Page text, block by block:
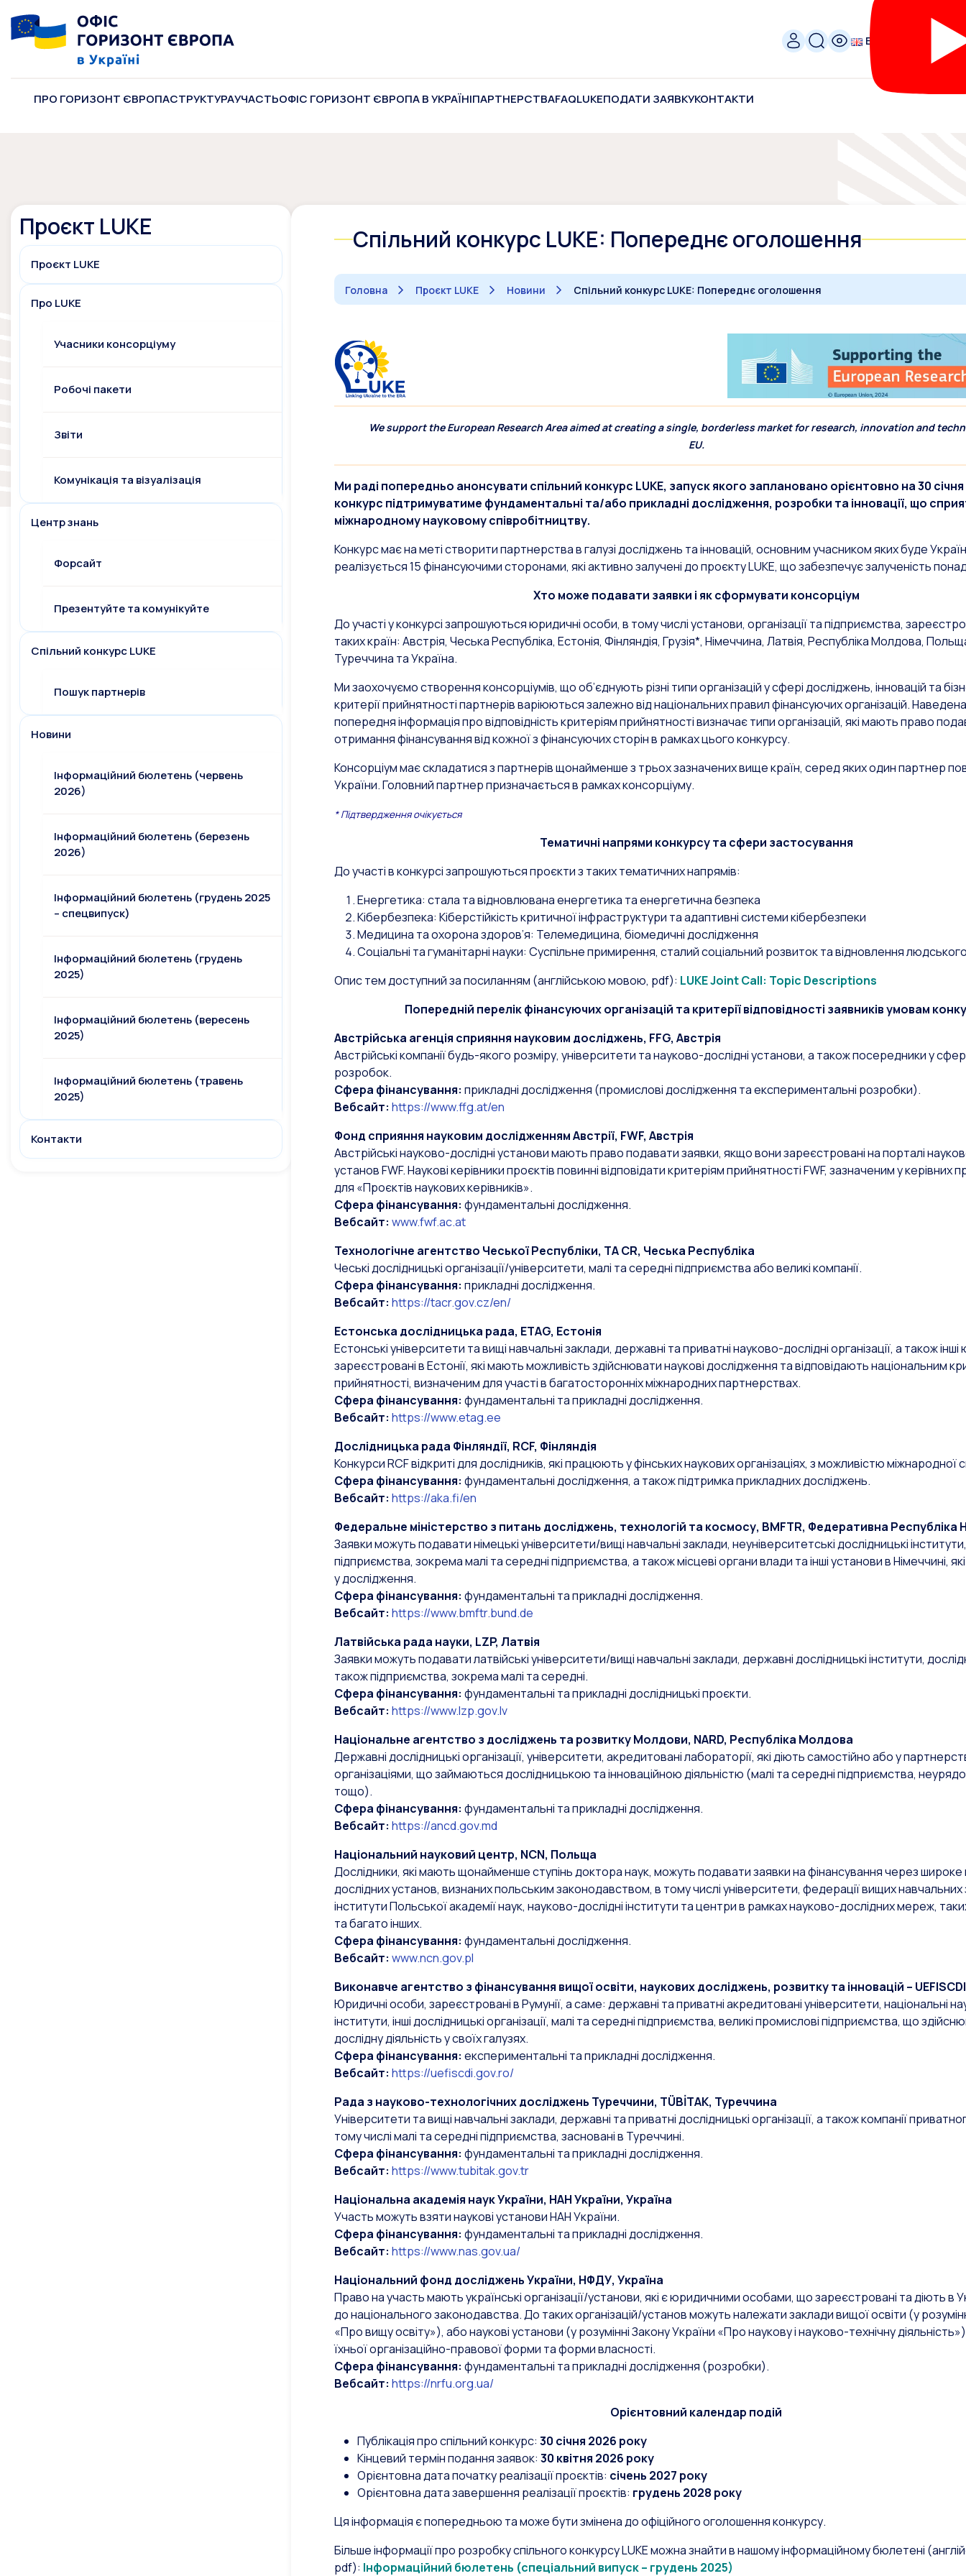
ENG
ПРО ГОРИЗОНТ ЄВРОПАСТРУКТУРАУЧАСТЬОФІС ГОРИЗОНТ ЄВРОПА В УКРАЇНІПАРТНЕРСТВАFAQLUKEПОДАТИ ЗАЯВКУКОНТАКТИ
Проєкт LUKE
Проєкт LUKE
Про LUKE
Учасники консорціуму
Робочі пакети
Звіти
Комунікація та візуалізація
Центр знань
Форсайт
Презентуйте та комунікуйте
Спільний конкурс LUKE
Пошук партнерів
Новини
Інформаційний бюлетень (червень
2026)
Інформаційний бюлетень (березень
2026)
Інформаційний бюлетень (грудень 2025
– спецвипуск)
Інформаційний бюлетень (грудень
2025)
Інформаційний бюлетень (вересень
2025)
Інформаційний бюлетень (травень
2025)
Контакти
Спільний конкурс LUKE: Попереднє оголошення
Головна Проєкт LUKE Новини Спільний конкурс LUKE: Попереднє оголошення
We support the European Research Area aimed at creating a single, borderless market for research, innovation and
EU.
Ми раді попередньо анонсувати спільний конкурс LUKE, запуск якого заплановано орієнтовно на 30
конкурс підтримуватиме фундаментальні та/або прикладні дослідження, розробки та інновації, що
міжнародному науковому співробітництву.
Конкурс має на меті створити партнерства в галузі досліджень та інновацій, основним учасником яких буде
реалізується 15 фінансуючими сторонами, які активно залучені до проєкту LUKE, що забезпечує залученість
Хто може подавати заявки і як сформувати консорціум
До участі у конкурсі запрошуються юридичні особи, в тому числі установи, організації та підприємства,
таких країн: Австрія, Чеська Республіка, Естонія, Фінляндія, Грузія*, Німеччина, Латвія, Республіка Молдова,
Туреччина та Україна.
Ми заохочуємо створення консорціумів, що об’єднують різні типи організацій у сфері досліджень, інновацій та
критерії прийнятності партнерів варіюються залежно від національних правил фінансуючих організацій.
попередня інформація про відповідність критеріям прийнятності визначає типи організацій, які мають право
отримання фінансування від кожної з фінансуючих сторін в рамках цього конкурсу.
Консорціум має складатися з партнерів щонайменше з трьох зазначених вище країн, серед яких один партнер
України. Головний партнер призначається в рамках консорціуму.
* Підтвердження очікується
Тематичні напрями конкурсу та сфери застосування
До участі в конкурсі запрошуються проєкти з таких тематичних напрямів:
Енергетика: стала та відновлювана енергетика та енергетична безпека
Кібербезпека: Кіберстійкість критичної інфраструктури та адаптивні системи кібербезпеки
Медицина та охорона здоров’я: Телемедицина, біомедичні дослідження
Соціальні та гуманітарні науки: Суспільне примирення, сталий соціальний розвиток та відновлення
Опис тем доступний за посиланням (англійською мовою, pdf): LUKE Joint Call: Topic Descriptions
Попередній перелік фінансуючих організацій та критерії відповідності заявників умовам
Австрійська агенція сприяння науковим досліджень, FFG, Австрія
Австрійські компанії будь-якого розміру, університети та науково-дослідні установи, а також посередники у
розробок.
Сфера фінансування: прикладні дослідження (промислові дослідження та експериментальні розробки).
Вебсайт: https://www.ffg.at/en
Фонд сприяння науковим дослідженням Австрії, FWF, Австрія
Австрійські науково-дослідні установи мають право подавати заявки, якщо вони зареєстровані на порталі
установ FWF. Наукові керівники проєктів повинні відповідати критеріям прийнятності FWF, зазначеним у керівних
для «Проєктів наукових керівників».
Сфера фінансування: фундаментальні дослідження.
Вебсайт: www.fwf.ac.at
Технологічне агентство Чеської Республіки, TA CR, Чеська Республіка
Чеські дослідницькі організації/університети, малі та середні підприємства або великі компанії.
Сфера фінансування: прикладні дослідження.
Вебсайт: https://tacr.gov.cz/en/
Естонська дослідницька рада, ETAG, Естонія
Естонські університети та вищі навчальні заклади, державні та приватні науково-дослідні організації, а також
зареєстровані в Естонії, які мають можливість здійснювати наукові дослідження та відповідають національним
прийнятності, визначеним для участі в багатосторонніх міжнародних партнерствах.
Сфера фінансування: фундаментальні та прикладні дослідження.
Вебсайт: https://www.etag.ee
Дослідницька рада Фінляндії, RCF, Фінляндія
Конкурси RCF відкриті для дослідників, які працюють у фінських наукових організаціях, з можливістю міжнародної
Сфера фінансування: фундаментальні дослідження, а також підтримка прикладних досліджень.
Вебсайт: https://aka.fi/en
Федеральне міністерство з питань досліджень, технологій та космосу, BMFTR, Федеративна Республіка
Заявки можуть подавати німецькі університети/вищі навчальні заклади, неуніверситетські дослідницькі
підприємства, зокрема малі та середні підприємства, а також місцеві органи влади та інші установи в Німеччині,
у дослідження.
Сфера фінансування: фундаментальні та прикладні дослідження.
Вебсайт: https://www.bmftr.bund.de
Латвійська рада науки, LZP, Латвія
Заявки можуть подавати латвійські університети/вищі навчальні заклади, державні дослідницькі інститути,
також підприємства, зокрема малі та середні.
Сфера фінансування: фундаментальні та прикладні дослідницькі проєкти.
Вебсайт: https://www.lzp.gov.lv
Національне агентство з досліджень та розвитку Молдови, NARD, Республіка Молдова
Державні дослідницькі організації, університети, акредитовані лабораторії, які діють самостійно або у
організаціями, що займаються дослідницькою та інноваційною діяльністю (малі та середні підприємства,
тощо).
Сфера фінансування: фундаментальні та прикладні дослідження.
Вебсайт: https://ancd.gov.md
Національний науковий центр, NCN, Польща
Дослідники, які мають щонайменше ступінь доктора наук, можуть подавати заявки на фінансування через
дослідних установ, визнаних польським законодавством, в тому числі університети, федерації вищих навчальних
інститути Польської академії наук, науково-дослідні інститути та центри в рамках науково-дослідних мереж,
та багато інших.
Сфера фінансування: фундаментальні дослідження.
Вебсайт: www.ncn.gov.pl
Виконавче агентство з фінансування вищої освіти, наукових досліджень, розвитку та інновацій –
Юридичні особи, зареєстровані в Румунії, а саме: державні та приватні акредитовані університети, національні
інститути, інші дослідницькі організації, малі та середні підприємства, великі промислові підприємства, що
дослідну діяльність у своїх галузях.
Сфера фінансування: експериментальні та прикладні дослідження.
Вебсайт: https://uefiscdi.gov.ro/
Рада з науково-технологічних досліджень Туреччини, TÜBİTAK, Туреччина
Університети та вищі навчальні заклади, державні та приватні дослідницькі організації, а також компанії
тому числі малі та середні підприємства, засновані в Туреччині.
Сфера фінансування: фундаментальні та прикладні дослідження.
Вебсайт: https://www.tubitak.gov.tr
Національна академія наук України, НАН України, Україна
Участь можуть взяти наукові установи НАН України.
Сфера фінансування: фундаментальні та прикладні дослідження.
Вебсайт: https://www.nas.gov.ua/
Національний фонд досліджень України, НФДУ, Україна
Право на участь мають українські організації/установи, які є юридичними особами, що зареєстровані та діють в
до національного законодавства. До таких організацій/установ можуть належати заклади вищої освіти (у
«Про вищу освіту»), або наукові установи (у розумінні Закону України «Про наукову і науково-технічну
їхньої організаційно-правової форми та форми власності.
Сфера фінансування: фундаментальні та прикладні дослідження (розробки).
Вебсайт: https://nrfu.org.ua/
Орієнтовний календар подій
Публікація про спільний конкурс: 30 січня 2026 року
Кінцевий термін подання заявок: 30 квітня 2026 року
Орієнтовна дата початку реалізації проєктів: січень 2027 року
Орієнтовна дата завершення реалізації проєктів: грудень 2028 року
Ця інформація є попередньою та може бути змінена до офіційного оголошення конкурсу.
Більше інформації про розробку спільного конкурсу LUKE можна знайти в нашому інформаційному бюлетені
pdf): Інформаційний бюлетень (спеціальний випуск – грудень 2025)